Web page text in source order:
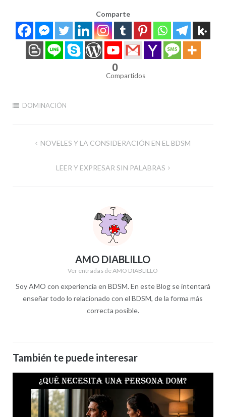
Comparte
0
Compartidos
DOMINACIÓN
Navegación
entradas
NOVELES Y LA CONSIDERACIÓN EN EL BDSM
LEER Y EXPRESAR SIN PALABRAS
AMO DIABLILLO
Ver entradas de AMO DIABLILLO
Soy AMO con experiencia en BDSM. En este Blog se intentará
enseñar todo lo relacionado con el BDSM, de la forma más
correcta posible.
También te puede interesar